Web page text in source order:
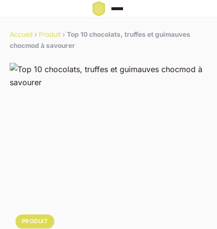
Accueil › Produit › Top 10 chocolats, truffes et guimauves
chocmod à savourer
PRODUIT